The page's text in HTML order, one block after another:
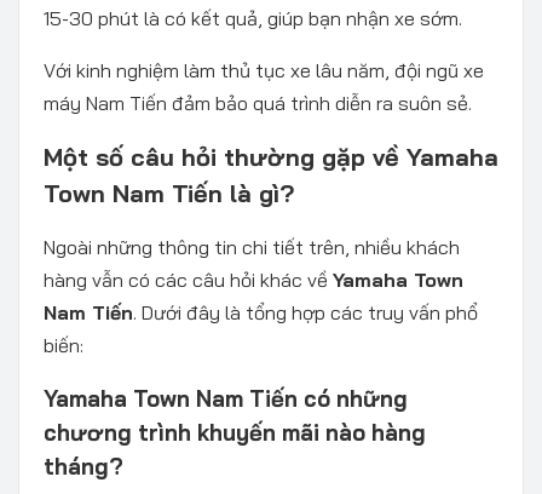
15-30 phút là có kết quả, giúp bạn nhận xe sớm.
Với kinh nghiệm làm thủ tục xe lâu năm, đội ngũ xe
máy Nam Tiến đảm bảo quá trình diễn ra suôn sẻ.
Một số câu hỏi thường gặp về Yamaha
Town Nam Tiến là gì?
Ngoài những thông tin chi tiết trên, nhiều khách
hàng vẫn có các câu hỏi khác về Yamaha Town
Nam Tiến. Dưới đây là tổng hợp các truy vấn phổ
biến:
Yamaha Town Nam Tiến có những
chương trình khuyến mãi nào hàng
tháng?